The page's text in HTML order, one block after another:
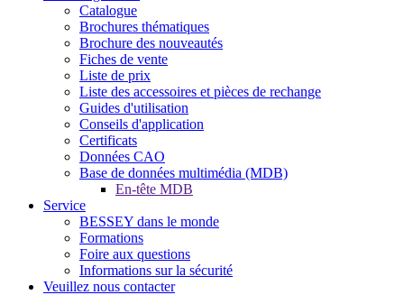
Catalogue
Brochures thématiques
Brochure des nouveautés
Fiches de vente
Liste de prix
Liste des accessoires et pièces de rechange
Guides d'utilisation
Conseils d'application
Certificats
Données CAO
Base de données multimédia (MDB)
En-tête MDB
Service
BESSEY dans le monde
Formations
Foire aux questions
Informations sur la sécurité
Veuillez nous contacter